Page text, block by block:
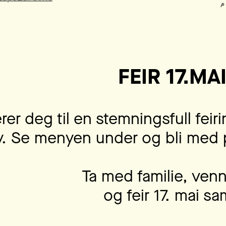
FEIR
deg til en stemningsfull
Se menyen under og bli
Ta med familie,
og feir 17. mai